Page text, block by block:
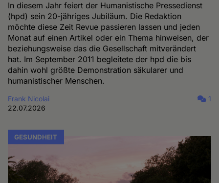
In diesem Jahr feiert der Humanistische Pressedienst
(hpd) sein 20-jähriges Jubiläum. Die Redaktion
möchte diese Zeit Revue passieren lassen und jeden
Monat auf einen Artikel oder ein Thema hinweisen, der
beziehungsweise das die Gesellschaft mitverändert
hat. Im September 2011 begleitete der hpd die bis
dahin wohl größte Demonstration säkularer und
humanistischer Menschen.
Frank Nicolai
22.07.2026
1
GESUNDHEIT